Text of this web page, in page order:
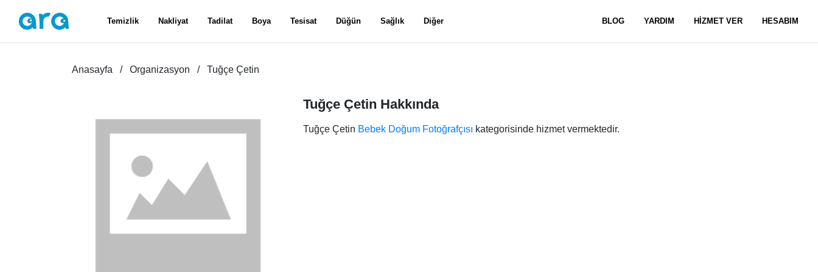
Temizlik Nakliyat Tadilat Boya Tesisat Düğün Sağlık Diğer BLOG YARDIM HİZMET VER HESABIM
Anasayfa Organizasyon Tuğçe Çetin
Tuğçe Çetin Hakkında
Tuğçe Çetin Bebek Doğum Fotoğrafçısı kategorisinde hizmet vermektedir.